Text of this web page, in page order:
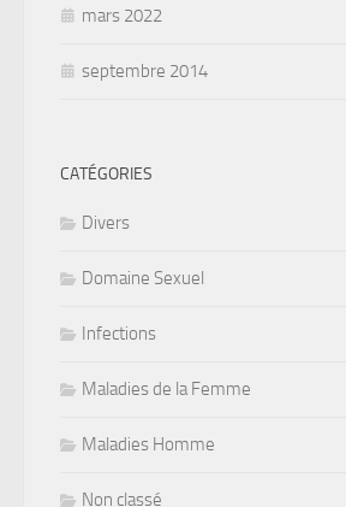
mars 2022
septembre 2014
CATÉGORIES
Divers
Domaine Sexuel
Infections
Maladies de la Femme
Maladies Homme
Non classé